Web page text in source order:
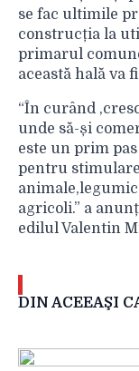
se fac ultimile
construcția la
primarul
această hală va
“În curând
unde să-și
este un prim
pentru
agricoli.” a
edilul Valentin
DIN ACEEAŞI